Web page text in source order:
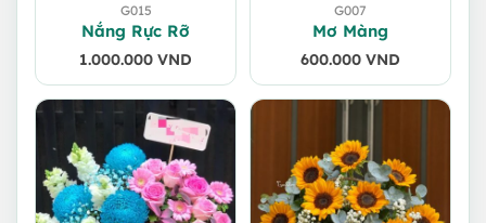
G015
Nắng Rực Rỡ
1.000.000 VND
G007
Mơ Màng
600.000 VND